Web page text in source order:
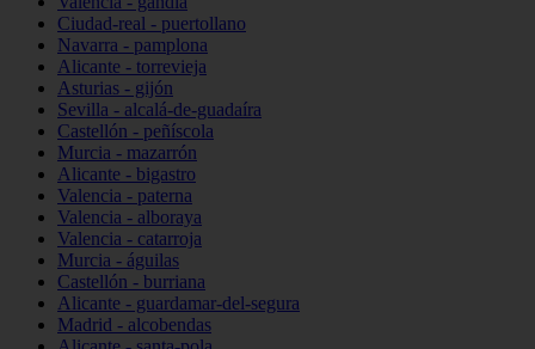
Ciudad-real - puertollano
Navarra - pamplona
Alicante - torrevieja
Asturias - gijón
Sevilla - alcalá-de-guadaíra
Castellón - peñíscola
Murcia - mazarrón
Alicante - bigastro
Valencia - paterna
Valencia - alboraya
Valencia - catarroja
Murcia - águilas
Castellón - burriana
Alicante - guardamar-del-segura
Madrid - alcobendas